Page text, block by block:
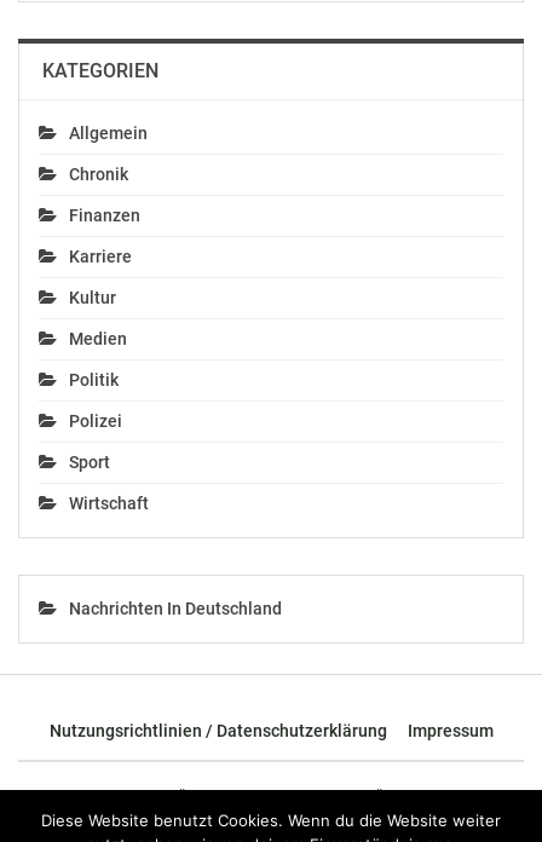
KATEGORIEN
Allgemein
Chronik
Finanzen
Karriere
Kultur
Medien
Politik
Polizei
Sport
Wirtschaft
Nachrichten In Deutschland
Nutzungsrichtlinien / Datenschutzerklärung Impressum
© 2026 - TOP News Österreich - Nachrichten aus Österreich und der
ganzen Welt.
Diese Website benutzt Cookies. Wenn du die Website weiter